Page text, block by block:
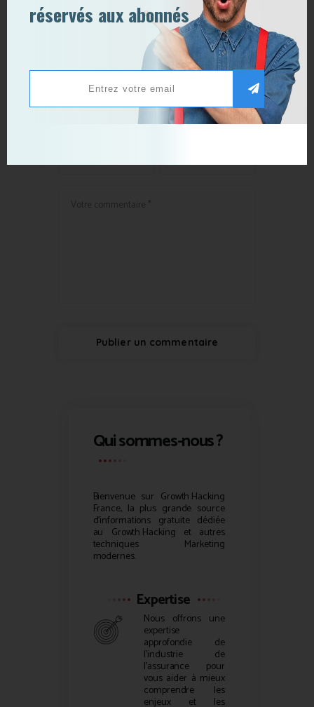
Publicité en ligne : se
réinventer ou mourir… |
Comarketing-News
Publier un commentaire
Qui sommes-nous ?
Bienvenue sur Growth Hacking
France, la plus grande source
d’informations gratuite dédiée
au Growth Hacking et autres
techniques Marketing
modernes.
Expertise
Nous offrons une
expertise
approfondie de
l’industrie de
l’assurance pour
vous aider à mieux
comprendre les
enjeux et les
réservés aux abonnés